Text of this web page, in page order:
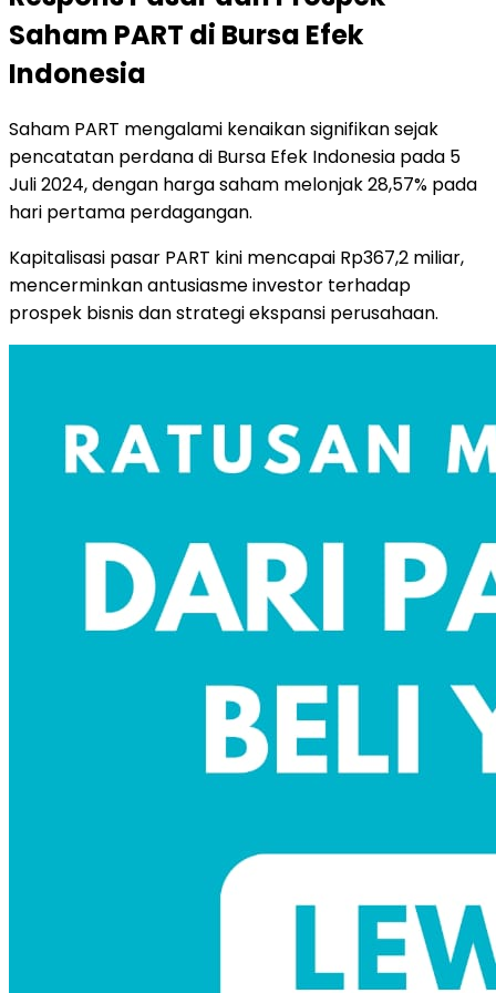
Saham PART di Bursa Efek
Indonesia
Saham PART mengalami kenaikan signifikan sejak
pencatatan perdana di Bursa Efek Indonesia pada 5
Juli 2024, dengan harga saham melonjak 28,57% pada
hari pertama perdagangan.
Kapitalisasi pasar PART kini mencapai Rp367,2 miliar,
mencerminkan antusiasme investor terhadap
prospek bisnis dan strategi ekspansi perusahaan.